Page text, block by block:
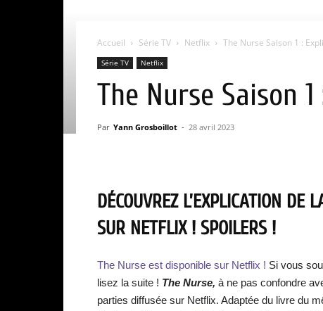
Accueil Série TV Netflix The Nurse Saison 1 :
Série TV Netflix
The Nurse Saison
Par Yann Grosboillot - 28 avril 2023
DÉCOUVREZ L’EXPLICATION
SUR NETFLIX ! SPOILERS !
The Nurse est disponible sur Netflix ! Si vous
lisez la suite ! The Nurse, à ne pas confondre
parties diffusée sur Netflix. Adaptée du livre du